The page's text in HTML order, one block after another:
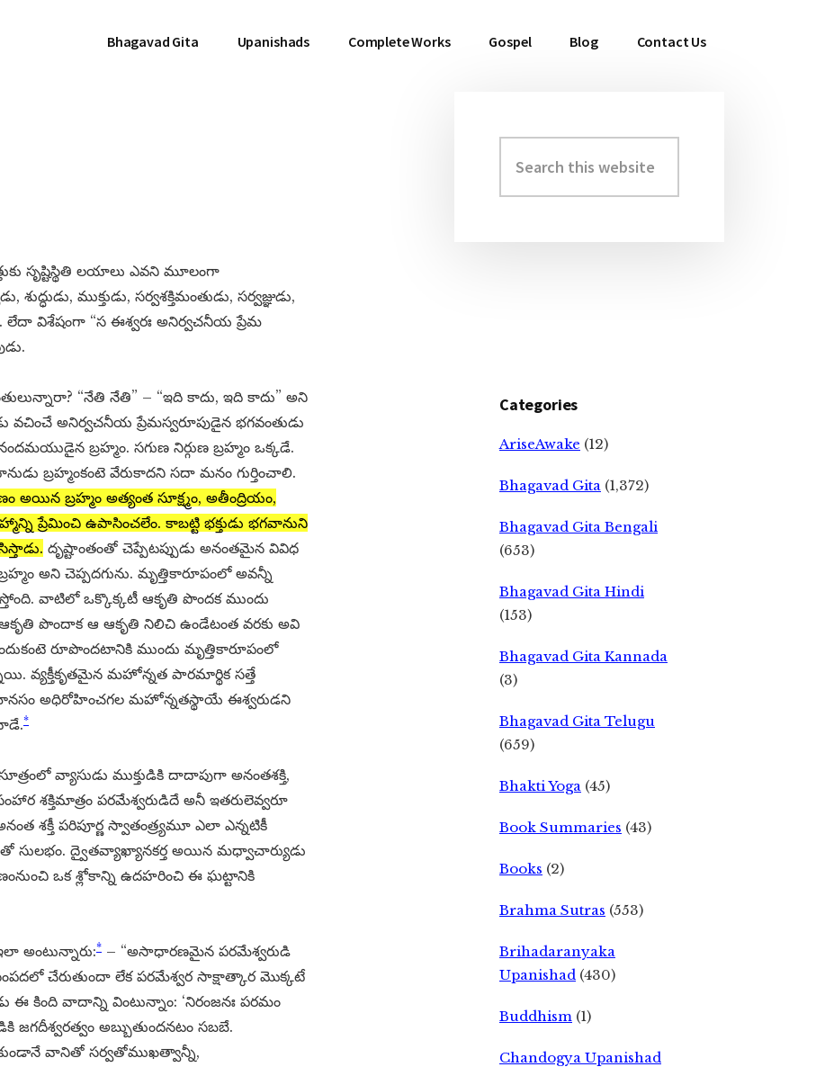
Bhagavad Gita Upanishads Complete Works Gospel Blog Contact Us
సృష్టిస్థితి లయాలు ఎవని మూలంగా
ముక్తుడు, సర్వశక్తిమంతుడు, సర్వజ్ఞుడు,
లేదా విశేషంగా “స ఈశ్వరః అనిర్వచనీయ ప్రేమ
“నేతి నేతి” – “ఇది కాదు, ఇది కాదు” అని
వచించే అనిర్వచనీయ ప్రేమస్వరూపుడైన భగవంతుడు
బ్రహ్మం. సగుణ నిర్గుణ బ్రహ్మం ఒక్కడే.
బ్రహ్మంకంటె వేరుకాదని సదా మనం గుర్తించాలి.
బ్రహ్మం అత్యంత సూక్ష్మం, అతీంద్రియం,
ప్రేమించి ఉపాసించలేం. కాబట్టి భక్తుడు భగవానుని
దృష్టాంతంతో చెప్పేటప్పుడు అనంతమైన వివిధ
అని చెప్పదగును. మృత్తికారూపంలో అవన్నీ
వాటిలో ఒక్కొక్కటీ ఆకృతి పొందక ముందు
పొందాక ఆ ఆకృతి నిలిచి ఉండేటంత వరకు అవి
రూపొందటానికి ముందు మృత్తికారూపంలో
వ్యక్తీకృతమైన మహోన్నత పారమార్థిక సత్తే
మానసం అధిరోహించగల మహోన్నతస్థాయే ఈశ్వరుడని
*
వ్యాసుడు ముక్తుడికి దాదాపుగా అనంతశక్తి,
శక్తిమాత్రం పరమేశ్వరుడిదే అనీ ఇతరులెవ్వరూ
శక్తీ పరిపూర్ణ స్వాతంత్ర్యమూ ఎలా ఎన్నటికీ
సులభం. ద్వైతవ్యాఖ్యానకర్త అయిన మధ్వాచార్యుడు
ఒక శ్లోకాన్ని ఉదహరించి ఈ ఘట్టానికి
అంటున్నారు:* – “అసాధారణమైన పరమేశ్వరుడి
సంపదలో చేరుతుందా లేక పరమేశ్వర సాక్షాత్కార మొక్కటే
కింది వాదాన్ని వింటున్నాం: ‘నిరంజనః పరమం
జగదీశ్వరత్వం అబ్బుతుందనటం సబబే.
వానితో సర్వతోముఖత్వాన్నీ,
Primary
Sidebar
this
website
Categories
AriseAwake (12)
Bhagavad Gita (1,372)
Bhagavad Gita Bengali
(653)
Bhagavad Gita Hindi
(153)
Bhagavad Gita Kannada
(3)
Bhagavad Gita Telugu
(659)
Bhakti Yoga (45)
Book Summaries (43)
Books (2)
Brahma Sutras (553)
Brihadaranyaka
Upanishad (430)
Buddhism (1)
Chandogya Upanishad